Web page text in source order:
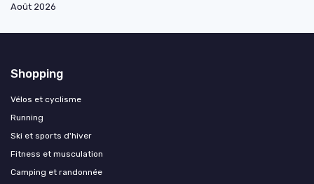
Août 2026
Shopping
Vélos et cyclisme
Running
Ski et sports d'hiver
Fitness et musculation
Camping et randonnée